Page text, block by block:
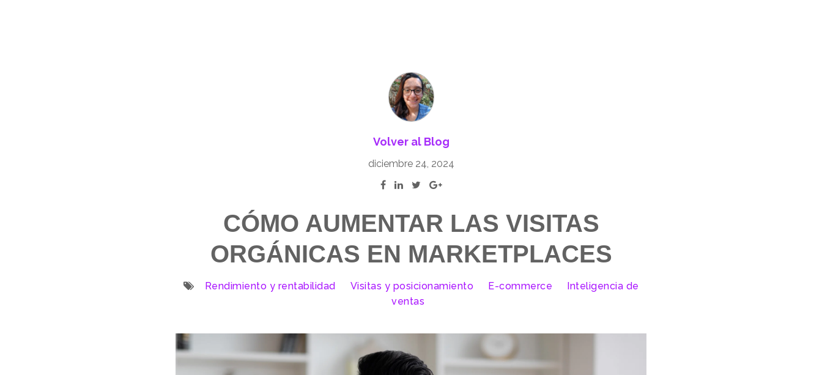
Volver al Blog
diciembre 24, 2024
CÓMO AUMENTAR LAS VISITAS
ORGÁNICAS EN MARKETPLACES
Rendimiento y rentabilidad Visitas y posicionamiento E-commerce
Inteligencia de
ventas